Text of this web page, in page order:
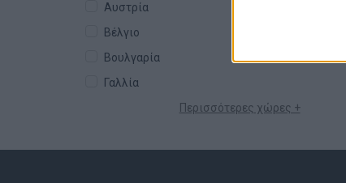
Αυστρία
Βέλγιο
Βουλγαρία
Γαλλία
Περισσότερες χώρες +